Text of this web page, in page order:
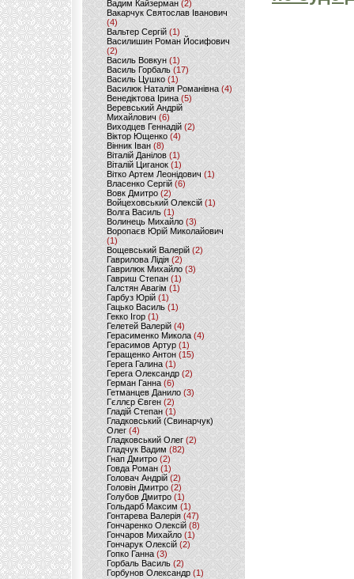
Вадим Кайзерман (2)
Вакарчук Святослав Іванович
(4)
Вальтер Сергій (1)
Василишин Роман Йосифович
(2)
Василь Вовкун (1)
Василь Горбаль (17)
Василь Цушко (1)
Василюк Наталія Романівна (4)
Венедіктова Ірина(5)
Веревський Андрій
Михайлович (6)
Виходцев Геннадій (2)
Віктор Ющенко (4)
Вінник Іван (8)
Віталій Данілов (1)
Віталій Циганок (1)
Вітко Артем Леонідович(1)
Власенко Сергій (6)
Вовк Дмитро(2)
Войцеховський Олексій(1)
Волга Василь (1)
Волинець Михайло (3)
Воропаєв Юрій Миколайович
(1)
Вощевський Валерій(2)
Гаврилова Лідія (2)
Гаврилюк Михайло (3)
Гавриш Степан (1)
Галстян Авагім (1)
Гарбуз Юрій (1)
Гацько Василь (1)
Гекко Ігор(1)
Гелетей Валерій (4)
Герасименко Микола (4)
Герасимов Артур (1)
Геращенко Антон(15)
Герега Галина (1)
Герега Олександр (2)
Герман Ганна (6)
Гетманцев Данило (3)
Гєллєр Євген (2)
Гладій Степан(1)
Гладковський (Свинарчук)
Олег (4)
Гладковський Олег (2)
Гладчук Вадим (82)
Гнап Дмитро (2)
Говда Роман(1)
Головач Андрій (2)
Головін Дмитро (2)
Голубов Дмитро (1)
Гольдарб Максим(1)
Гонтарева Валерія (47)
Гончаренко Олексій(8)
Гончаров Михайло (1)
Гончарук Олексій (2)
Гопко Ганна (3)
Горбаль Василь (2)
Горбунов Олександр (1)